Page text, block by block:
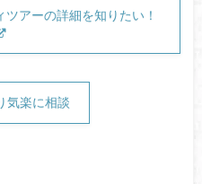
アーの詳細を知りたい！
気楽に相談